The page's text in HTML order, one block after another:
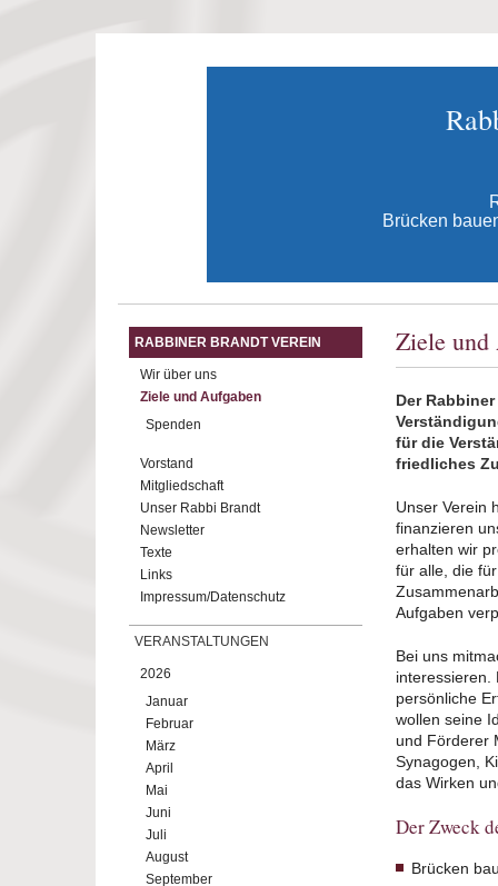
Brücken
RABBINER BRANDT VEREIN
Wir über uns
Ziele und Aufgaben
Spenden
Vorstand
Mitgliedschaft
Unser Rabbi Brandt
Newsletter
Texte
Links
Impressum/Datenschutz
VERANSTALTUNGEN
2026
Januar
Februar
März
April
Mai
Juni
Juli
August
September
Ziele und
Der
für die
friedliches
Unser Verein
finanzieren
erhalten wir
für alle, die
Aufgaben
Bei uns
interessieren.
persönliche
wollen seine
und Förderer
Synagogen,
das Wirken
Der Zweck
Brücken